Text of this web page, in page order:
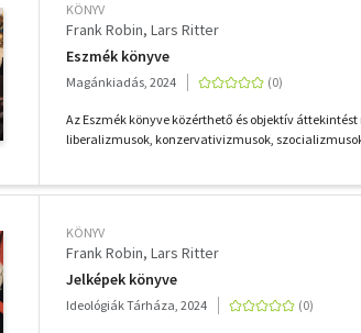
KÖNYV
Frank Robin Lars Ritter
Eszmék könyve
Magánkiadás, 2024
Az Eszmék könyve közérthető és objektív
liberalizmusok, konzervativizmusok,
KÖNYV
Frank Robin Lars Ritter
Jelképek könyve
Ideológiák Tárháza, 2024